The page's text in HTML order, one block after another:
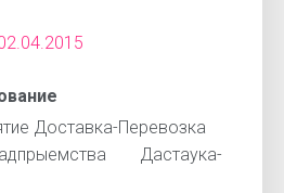
Доставка-Перевозка
Дастаука-